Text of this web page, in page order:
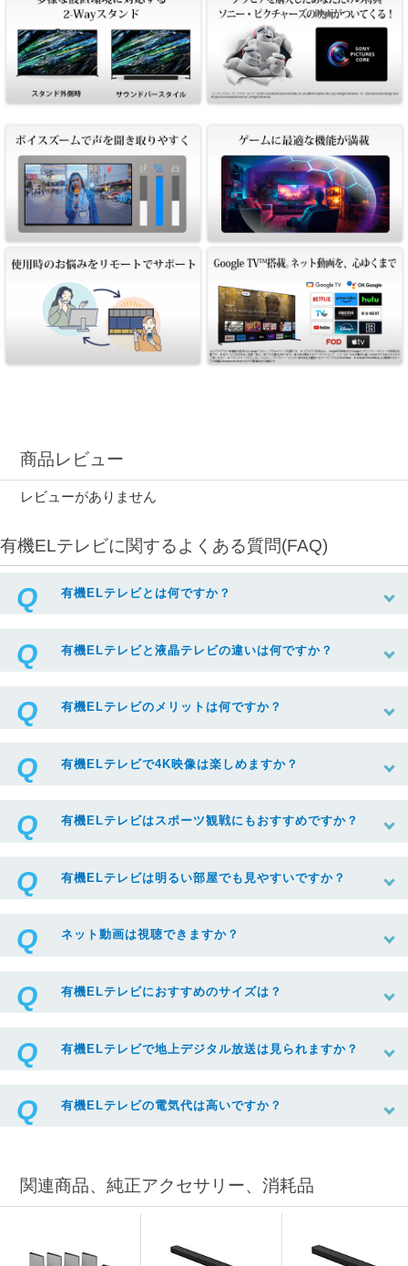
商品レビュー
レビューがありません
有機ELテレビに関するよくある質問(FAQ)
有機ELテレビとは何ですか？
有機ELテレビと液晶テレビの違いは何ですか？
有機ELテレビのメリットは何ですか？
有機ELテレビで4K映像は楽しめますか？
有機ELテレビはスポーツ観戦にもおすすめですか？
有機ELテレビは明るい部屋でも見やすいですか？
ネット動画は視聴できますか？
有機ELテレビにおすすめのサイズは？
有機ELテレビで地上デジタル放送は見られますか？
有機ELテレビの電気代は高いですか？
関連商品、純正アクセサリー、消耗品